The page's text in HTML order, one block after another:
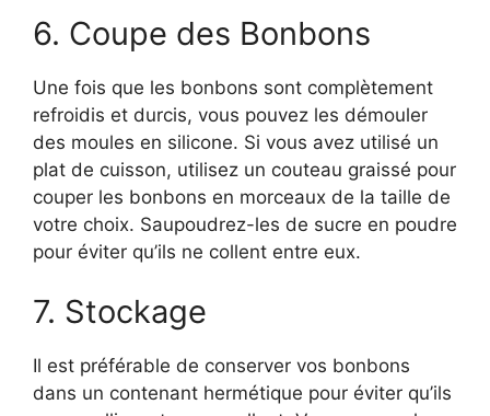
6. Coupe des Bonbons
Une fois que les bonbons sont complètement
refroidis et durcis, vous pouvez les démouler
des moules en silicone. Si vous avez utilisé un
plat de cuisson, utilisez un couteau graissé pour
couper les bonbons en morceaux de la taille de
votre choix. Saupoudrez-les de sucre en poudre
pour éviter qu’ils ne collent entre eux.
7. Stockage
Il est préférable de conserver vos bonbons
dans un contenant hermétique pour éviter qu’ils